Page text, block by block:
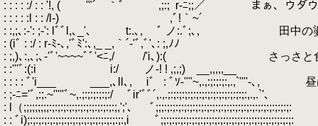
: : : : :/ : : '!, ( '"´ ｀ﾞ ,;:; r‐ﾆ;;／ まぁ、ウダウダ
: : : : :l : : /l-)
,ﾞ!｀~´
: :,;､:‐': ;-': lﾞﾞl,､_'､ t:.､,
ﾞ ノ:.ﾞ;､, 田中の婆さ
: (iﾞ : :/ : r‐ﾐ-､,'ﾞﾐ':､,_ _,｀´‐'ﾞ,ﾞ'､: ;,ﾉﾉ
: ;,)､:,､;､-'ﾞ'~~~~ﾞﾞ'<ﾆ,/ /'i､):( さっさと食べに行
: :'''ﾞ:(:i i:/ ノ‐! ! ,;,;) __,,,,,__
: : : : ﾞ'i___ ___,､ll､, iﾞ
: ﾞｿ‐''''~,.,:;:;:;:,.,`''''‐､, 昼は
: ;-ﾆ='ﾞ,:;.~'''''ﾞ~,.;:;:;:;:;:/ ﾞir'ﾞﾞ´,.,.;:;:;:;:;:;:;:;:;:;:;:;:;:;:,.,.`'､
: l（;;;;;;;;;:;:;:;:;:;:;:;:;:;:;:;:;,';'､ ﾞ;;;:;:;:;:;:;:;:;:;:;:;:;:;:;:;:;:;:;:;:;:;:;:;:
: : ﾞi);:;:;:;:;:;:;:;:;:;:;:;:;:;:;:;:;:,i ﾞ;;:;:;:;:;:;:;:;:;:;:;:;:;:;:;:;:;:;:;:;:;:;:;: